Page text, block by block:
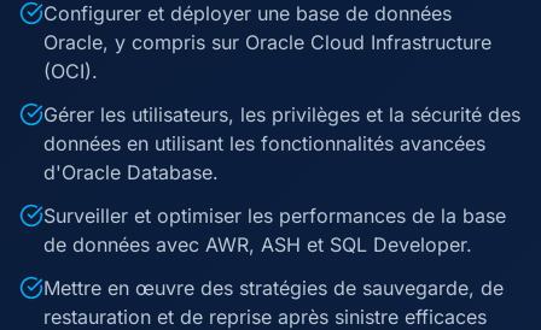
Configurer et déployer une base de données
Oracle, y compris sur Oracle Cloud Infrastructure
(OCI).
Gérer les utilisateurs, les privilèges et la sécurité des
données en utilisant les fonctionnalités avancées
d'Oracle Database.
Surveiller et optimiser les performances de la base
de données avec AWR, ASH et SQL Developer.
Mettre en œuvre des stratégies de sauvegarde, de
restauration et de reprise après sinistre efficaces